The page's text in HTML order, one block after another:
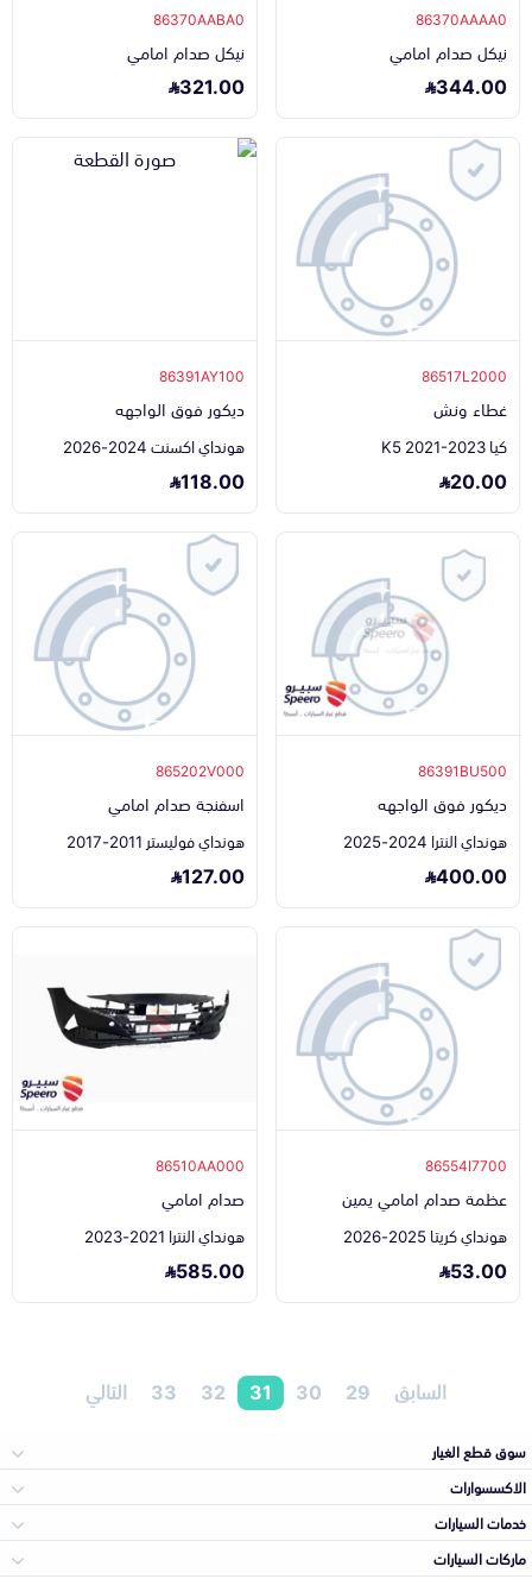
86370AAAA0
نيكل صدام امامي
344.00
86370AABA0
نيكل صدام امامي
321.00
86517L2000
غطاء ونش
كيا K5 2021-2023
20.00
86391AY100
ديكور فوق الواجهه
هونداي اكسنت 2024-2026
118.00
86391BU500
ديكور فوق الواجهه
هونداي النترا 2024-2025
400.00
865202V000
اسفنجة صدام امامي
هونداي فوليستر 2011-2017
127.00
86554I7700
عظمة صدام امامي يمين
هونداي كريتا 2025-2026
53.00
86510AA000
صدام امامي
هونداي النترا 2021-2023
585.00
السابق 29
30
31
32
33 التالي
سوق قطع الغيار
الصدامات و الشبوك
الاكسسوارات
خدمات السيارات
ماركات السيارات